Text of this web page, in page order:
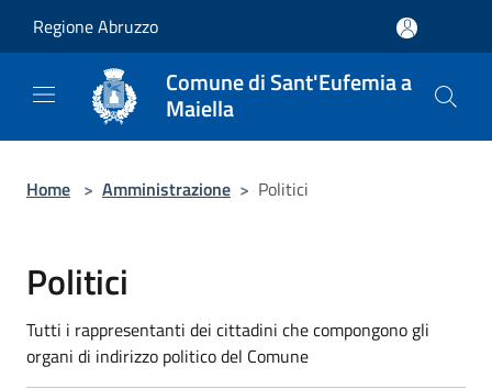
Regione Abruzzo
Comune di Sant'Eufemia a
Maiella
Home > Amministrazione > Politici
Politici
Tutti i rappresentanti dei cittadini che compongono gli
organi di indirizzo politico del Comune